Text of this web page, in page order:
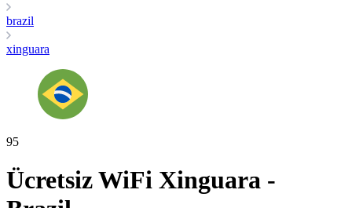
brazil
xinguara
95
Ücretsiz WiFi Xinguara -